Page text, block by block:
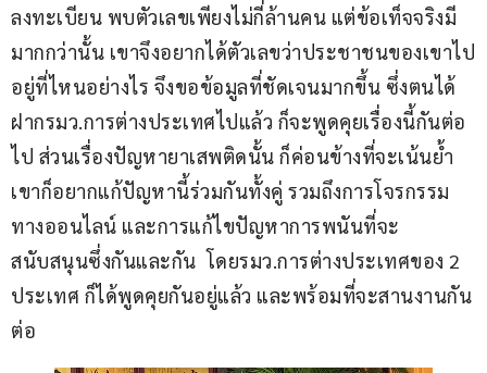
ลงทะเบียน พบตัวเลขเพียงไม่กี่ล้านคน แต่ข้อเท็จจริงมี
มากกว่านั้น เขาจึงอยากได้ตัวเลขว่าประชาชนของเขาไป
อยู่ที่ไหนอย่างไร จึงขอข้อมูลที่ชัดเจนมากขึ้น ซึ่งตนได้
ฝากรมว.การต่างประเทศไปแล้ว ก็จะพูดคุยเรื่องนี้กันต่อ
ไป ส่วนเรื่องปัญหายาเสพติดนั้น ก็ค่อนข้างที่จะเน้นย้ำ
เขาก็อยากแก้ปัญหานี้ร่วมกันทั้งคู่ รวมถึงการโจรกรรม
ทางออนไลน์ และการแก้ไขปัญหาการพนันที่จะ
สนับสนุนซึ่งกันและกัน  โดยรมว.การต่างประเทศของ 2
ประเทศ ก็ได้พูดคุยกันอยู่แล้ว และพร้อมที่จะสานงานกัน
ต่อ